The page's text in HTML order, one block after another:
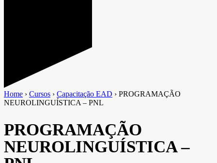
Home › Cursos › Capacitação EAD › PROGRAMAÇÃO
NEUROLINGUÍSTICA – PNL
PROGRAMAÇÃO
NEUROLINGUÍSTICA –